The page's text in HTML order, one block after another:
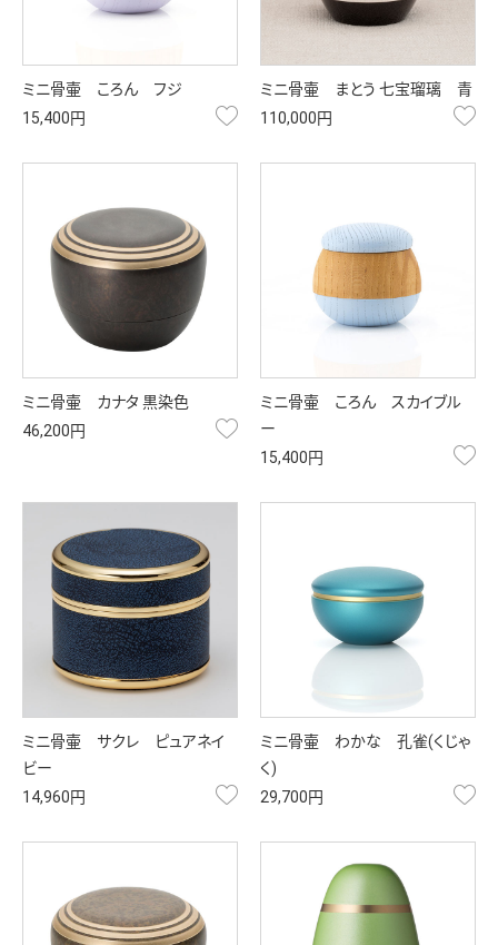
ミニ骨壷 ころん フジ
15,400円
お気に入り
ミニ骨壷 まとう 七宝瑠璃 青
110,000円
ミニ骨壷 カナタ 黒染色
46,200円
お気に入り
ミニ骨壷 ころん スカイブル
ー
15,400円
ミニ骨壷 サクレ ピュアネイ
ビー
14,960円
お気に入り
ミニ骨壷 わかな 孔雀(くじゃ
く)
29,700円